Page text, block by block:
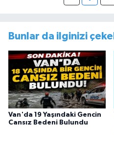
görevi dönüşü
görevini
tercih etmiştir.
Bunlar da ilginizi
Van'da 19 Yaşındaki Gencin
Cansız Bedeni Bulundu